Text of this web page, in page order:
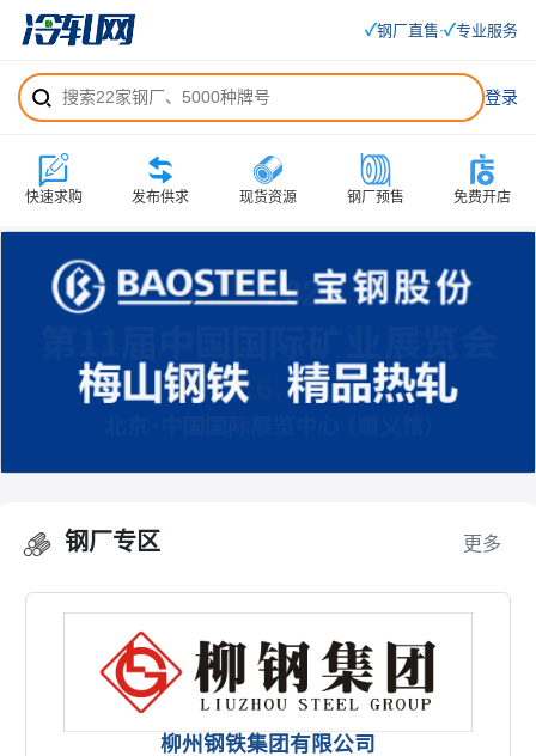
✓钢厂直售·✓专业服务
登录
快速求购 发布供求 现货资源 钢厂预售 免费开店
钢厂专区 更多
柳州钢铁集团有限公司